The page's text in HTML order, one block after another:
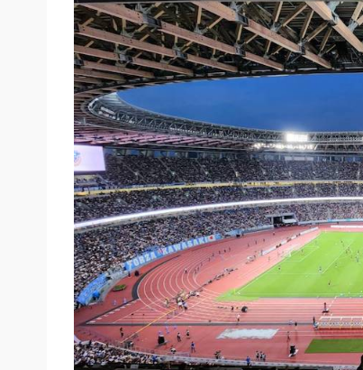
6/11(日)〜：一般販売
最後に…本場のセルティックの試合を
まとめ